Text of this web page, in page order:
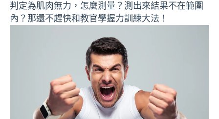
判定為肌肉無力，怎麼測量？測出來結果不在範圍
內？那還不趕快和教官學握力訓練大法！